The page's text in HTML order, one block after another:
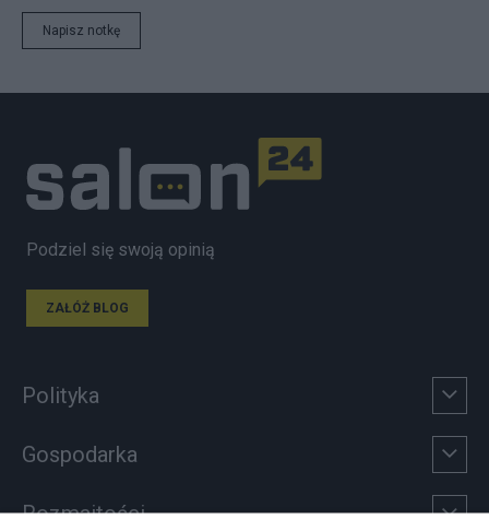
Napisz notkę
Podziel się swoją opinią
ZAŁÓŻ BLOG
Polityka
Gospodarka
Rozmaitości